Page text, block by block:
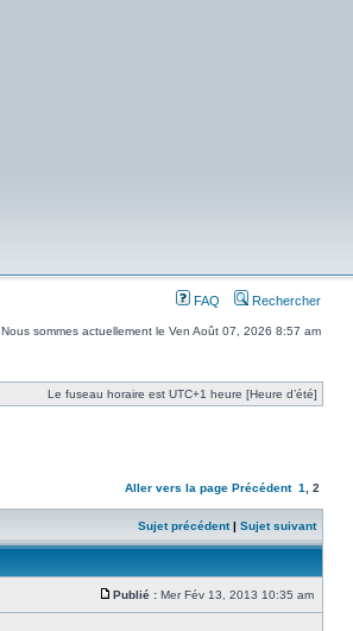
FAQ Rechercher
Nous sommes actuellement le Ven Août 07, 2026 8:57 am
Le fuseau horaire est UTC+1 heure [Heure d’été]
Aller vers la page Précédent 1 2
Sujet précédent| Sujet suivant
Publié : Mer Fév 13, 2013 10:35 am